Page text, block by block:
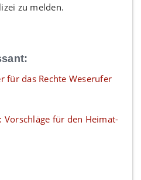
zu melden.
für das Rechte Weserufer
Vorschläge für den Heimat-